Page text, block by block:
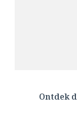
Ontdek